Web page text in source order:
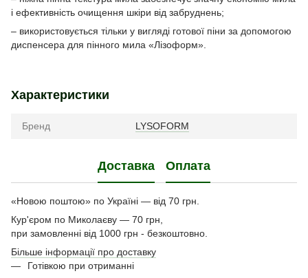
і ефективність очищення шкіри від забруднень;
– використовується тільки у вигляді готової піни за допомогою
диспенсера для пінного мила «Лізоформ».
Характеристики
Бренд LYSOFORM
Доставка Оплата
«Новою поштою» по Україні — від 70 грн.
Кур'єром по Миколаєву — 70 грн,
при замовленні від 1000 грн - безкоштовно.
Більше інформації про доставку
Готівкою при отриманні